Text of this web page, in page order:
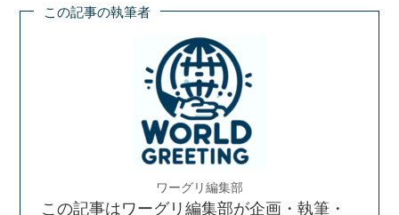
この記事の執筆者
ワーグリ編集部
この記事はワーグリ編集部が企画・執筆・